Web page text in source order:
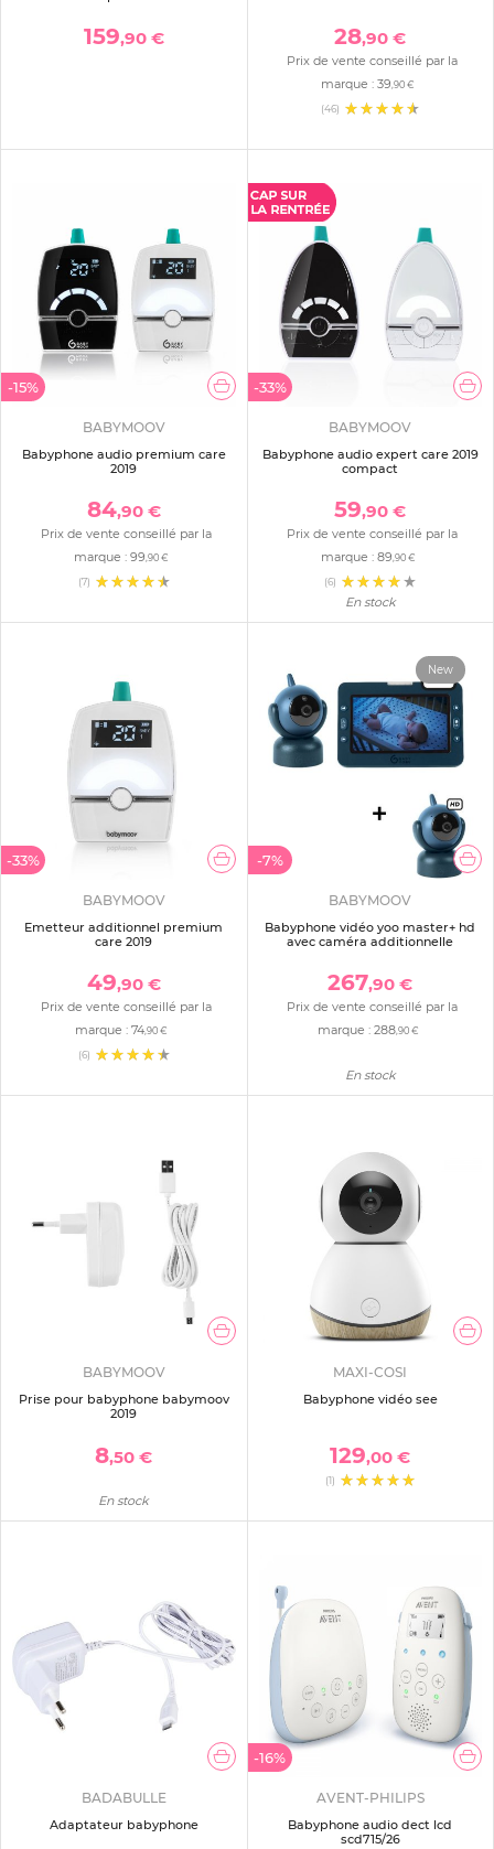
159,90 € 28,90 €
Prix de vente conseillé par la
marque :39,90 €
(46)
-15%
BABYMOOV
Babyphone audio premium care
2019
84,90 €
Prix de vente conseillé par la
marque :99,90 €
(7)
-33%
BABYMOOV
Babyphone audio expert care 2019
compact
59,90 €
Prix de vente conseillé par la
marque : 89,90 €
(6)
En stock
-33%
BABYMOOV
Emetteur additionnel premium
care 2019
49,90 €
Prix de vente conseillé par la
marque :74,90 €
(6)
-7%
New
BABYMOOV
Babyphone vidéo yoo master+ hd
avec caméra additionnelle
267,90 €
Prix de vente conseillé par la
marque : 288,90 €
En stock
BABYMOOV
Prise pour babyphone babymoov
2019
8,50 €
En stock
MAXI-COSI
Babyphone vidéo see
129,00 €
(1)
BADABULLE
Adaptateur babyphone
-16%
AVENT-PHILIPS
Babyphone audio dect lcd
scd715/26